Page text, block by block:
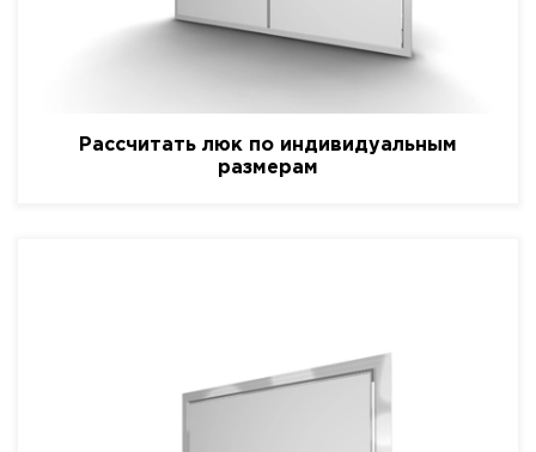
Рассчитать люк по индивидуальным
размерам